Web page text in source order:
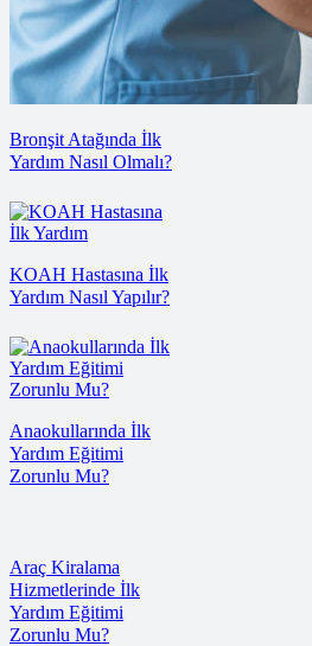
Bronşit Atağında İlk
Yardım Nasıl Olmalı?
KOAH Hastasına İlk
Yardım Nasıl Yapılır?
Anaokullarında İlk
Yardım Eğitimi
Zorunlu Mu?
Araç Kiralama
Hizmetlerinde İlk
Yardım Eğitimi
Zorunlu Mu?